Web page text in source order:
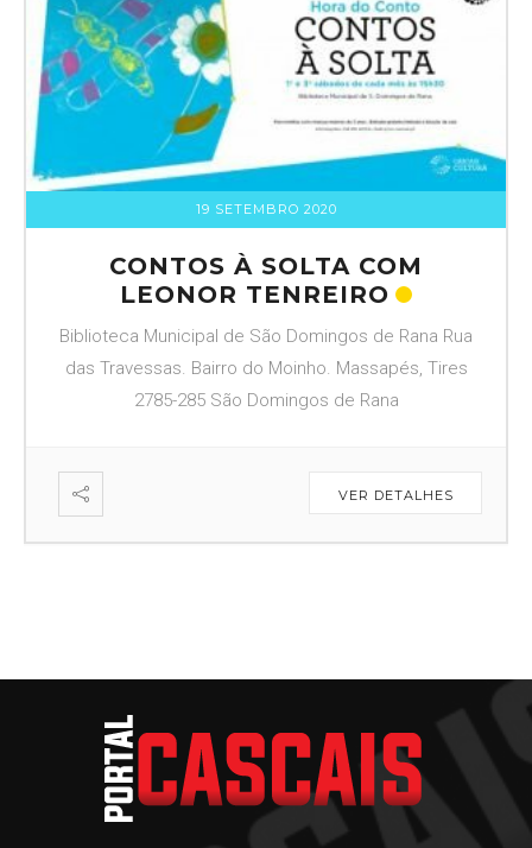
19 SETEMBRO 2020
CONTOS À SOLTA COM
LEONOR TENREIRO
Biblioteca Municipal de São Domingos de Rana Rua
das Travessas. Bairro do Moinho. Massapés, Tires
2785-285 São Domingos de Rana
VER DETALHES